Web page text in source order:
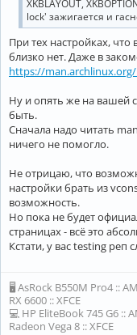
XKBLAYOUT,
lock' зажигается и
При тех настройках,
близко нет. Даже в
https://
Ну и опять же на вашей
быть.
Сначала надо читать
ничего не помогло.
Не отрицаю, что
настройки брать из
возможность.
Но пока не будет
страницах - всё это
Кстати, у вас testing реп
🖥 AsRock B550M Pro4 ::
RX 6600 :: XFCE
💻 HP EliteBook 745 G6 ::
Radeon Vega 8 :: XFCE